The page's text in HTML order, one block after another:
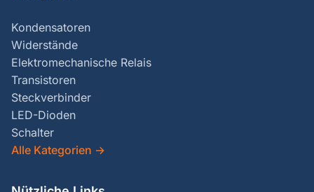
Kondensatoren
Widerstände
Elektromechanische Relais
Transistoren
Steckverbinder
LED-Dioden
Schalter
Alle Kategorien →